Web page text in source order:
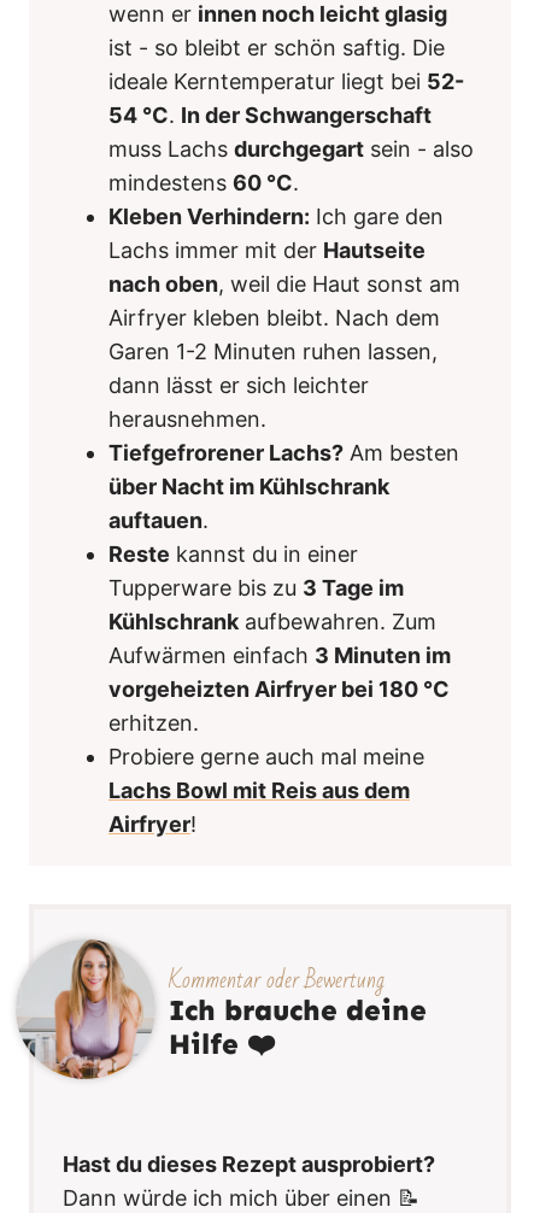
wenn er innen noch leicht glasig
ist - so bleibt er schön saftig. Die
ideale Kerntemperatur liegt bei 52-
54 °C. In der Schwangerschaft
muss Lachs durchgegart sein - also
mindestens 60 °C.
Kleben Verhindern: Ich gare den
Lachs immer mit der Hautseite
nach oben, weil die Haut sonst am
Airfryer kleben bleibt. Nach dem
Garen 1-2 Minuten ruhen lassen,
dann lässt er sich leichter
herausnehmen.
Tiefgefrorener Lachs? Am besten
über Nacht im Kühlschrank
auftauen.
Reste kannst du in einer
Tupperware bis zu 3 Tage im
Kühlschrankaufbewahren. Zum
Aufwärmen einfach 3 Minuten im
vorgeheizten Airfryer bei 180 °C
erhitzen.
Probiere gerne auch mal meine
Lachs Bowl mit Reis aus dem
Airfryer!
Kommentar oder Bewertung
Ich brauche deine
Hilfe ❤️
Hast du dieses Rezept ausprobiert?
Dann würde ich mich über einen 📝